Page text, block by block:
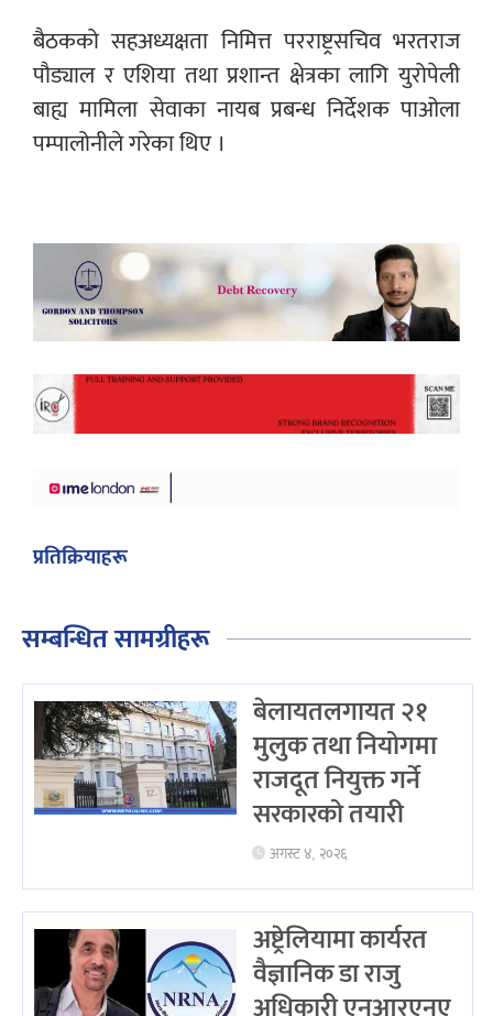
बैठकको सहअध्यक्षता निमित्त परराष्ट्रसचिव भरतराज
पौड्याल र एशिया तथा प्रशान्त क्षेत्रका लागि युरोपेली
बाह्य मामिला सेवाका नायब प्रबन्ध निर्देशक पाओला
पम्पालोनीले गरेका थिए ।
प्रतिक्रियाहरू
सम्बन्धित सामग्रीहरू
बेलायतलगायत २१
मुलुक तथा नियोगमा
राजदूत नियुक्त गर्ने
सरकारको तयारी
अगस्ट ४, २०२६
अष्ट्रेलियामा कार्यरत
वैज्ञानिक डा राजु